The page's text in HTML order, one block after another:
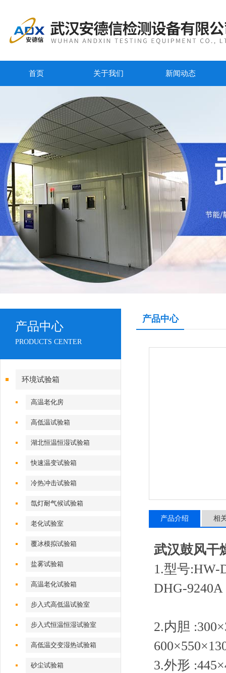
首页 关于我们 新闻动态
产品中心
PRODUCTS CENTER
环境试验箱
高温老化房
高低温试验箱
湖北恒温恒湿试验箱
快速温变试验箱
冷热冲击试验箱
氙灯耐气候试验箱
老化试验室
覆冰模拟试验箱
盐雾试验箱
高温老化试验箱
步入式高低温试验室
步入式恒温恒湿试验室
高低温交变湿热试验箱
砂尘试验箱
产品中心
产品介绍 相
武汉鼓风干
1.型号
DHG-
2.内胆
3.外形